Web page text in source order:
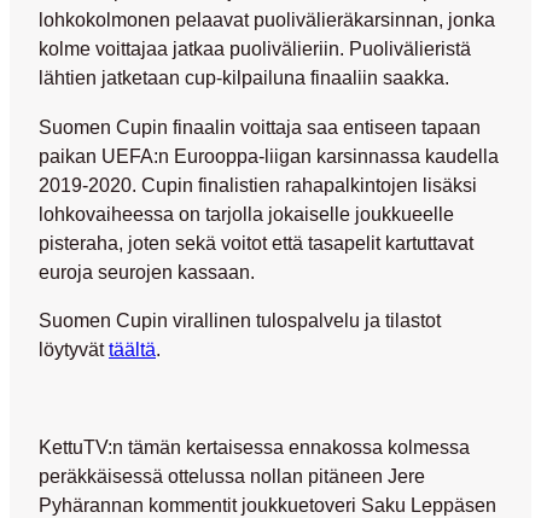
lohkokolmonen pelaavat puolivälieräkarsinnan, jonka
kolme voittajaa jatkaa puolivälieriin. Puolivälieristä
lähtien jatketaan cup-kilpailuna finaaliin saakka.
Suomen Cupin finaalin voittaja saa entiseen tapaan
paikan UEFA:n Eurooppa-liigan karsinnassa kaudella
2019-2020. Cupin finalistien rahapalkintojen lisäksi
lohkovaiheessa on tarjolla jokaiselle joukkueelle
pisteraha, joten sekä voitot että tasapelit kartuttavat
euroja seurojen kassaan.
Suomen Cupin virallinen tulospalvelu ja tilastot
löytyvät täältä.
KettuTV:n tämän kertaisessa ennakossa kolmessa
peräkkäisessä ottelussa nollan pitäneen Jere
Pyhärannan kommentit joukkuetoveri Saku Leppäsen